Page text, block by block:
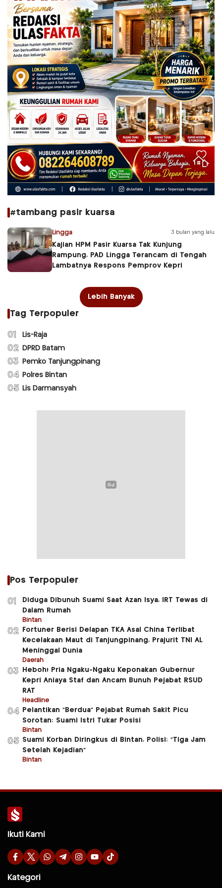
#tambang pasir kuarsa
Lingga 3 bulan yang lalu
Kajian HPM Pasir Kuarsa Tak Kunjung
Rampung, PAD Lingga Terancam di Tengah
Lambatnya Respons Pemprov Kepri
Lebih Banyak
Tag Terpopuler
01 Lis-Raja
02 DPRD Batam
03 Pemko Tanjungpinang
04 Polres Bintan
05 Lis Darmansyah
Pos Terpopuler
01
Diduga Dibunuh Suami Saat Azan Isya, IRT Tewas di
Dalam Rumah
Bintan
02
Fortuner Berisi Delapan TKA Asal China Terlibat
Kecelakaan Maut di Tanjungpinang, Prajurit TNI AL
Meninggal Dunia
Daerah
03
Heboh! Pria Ngaku-Ngaku Keponakan Gubernur
Kepri Aniaya Staf dan Ancam Bunuh Pejabat RSUD
RAT
Headline
04
Pelantikan “Berdua” Pejabat Rumah Sakit Picu
Sorotan: Suami Istri Tukar Posisi
Bintan
05 Suami Korban Diringkus di Bintan, Polisi: “Tiga Jam
Setelah Kejadian”
Bintan
Ikuti Kami
Kategori